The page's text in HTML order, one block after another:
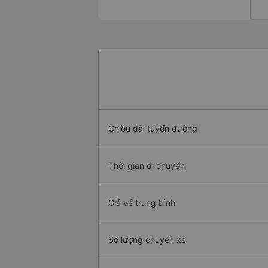
Chiều dài tuyến đường
Thời gian di chuyển
Giá vé trung bình
Số lượng chuyến xe